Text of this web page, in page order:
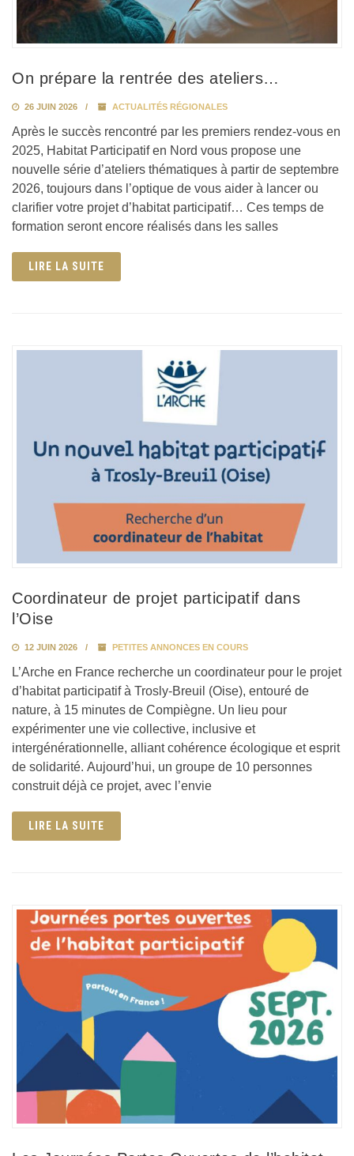
On prépare la rentrée des ateliers…
26 JUIN 2026 ACTUALITÉS RÉGIONALES
Après le succès rencontré par les premiers rendez-vous en
2025, Habitat Participatif en Nord vous propose une
nouvelle série d’ateliers thématiques à partir de septembre
2026, toujours dans l’optique de vous aider à lancer ou
clarifier votre projet d’habitat participatif… Ces temps de
formation seront encore réalisés dans les salles
LIRE LA SUITE
Coordinateur de projet participatif dans
l’Oise
12 JUIN 2026 PETITES ANNONCES EN COURS
L’Arche en France recherche un coordinateur pour le projet
d’habitat participatif à Trosly-Breuil (Oise), entouré de
nature, à 15 minutes de Compiègne. Un lieu pour
expérimenter une vie collective, inclusive et
intergénérationnelle, alliant cohérence écologique et esprit
de solidarité. Aujourd’hui, un groupe de 10 personnes
construit déjà ce projet, avec l’envie
LIRE LA SUITE